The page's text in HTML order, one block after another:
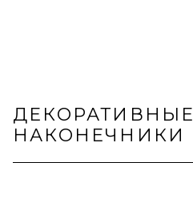
ДЕКОРАТИВНЫЕ
НАКОНЕЧНИКИ